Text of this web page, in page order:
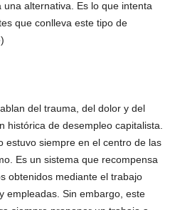
alternativa. Es lo que intenta
que conlleva este tipo de
del trauma, del dolor y del
histórica de desempleo capitalista.
estuvo siempre en el centro de las
Es un sistema que recompensa
obtenidos mediante el trabajo
empleadas. Sin embargo, este